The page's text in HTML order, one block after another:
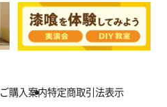
ご購入案内特定商取引法表示